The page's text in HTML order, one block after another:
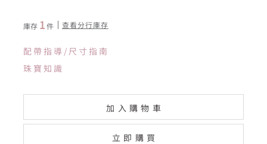
庫存 1件 查看分行庫存
配帶指導/尺寸指南
珠寶知識
加入購物車
立即購買